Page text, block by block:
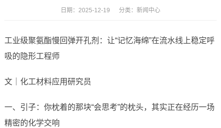
日期：2025-12-19 分类： 新闻中心
工业级聚氨酯慢回弹开孔剂：让“记忆海绵”在流水线上稳定呼
吸的隐形工程师
文｜化工材料应用研究员
一、引子：你枕着的那块“会思考”的枕头，其实正在经历一场
精密的化学交响